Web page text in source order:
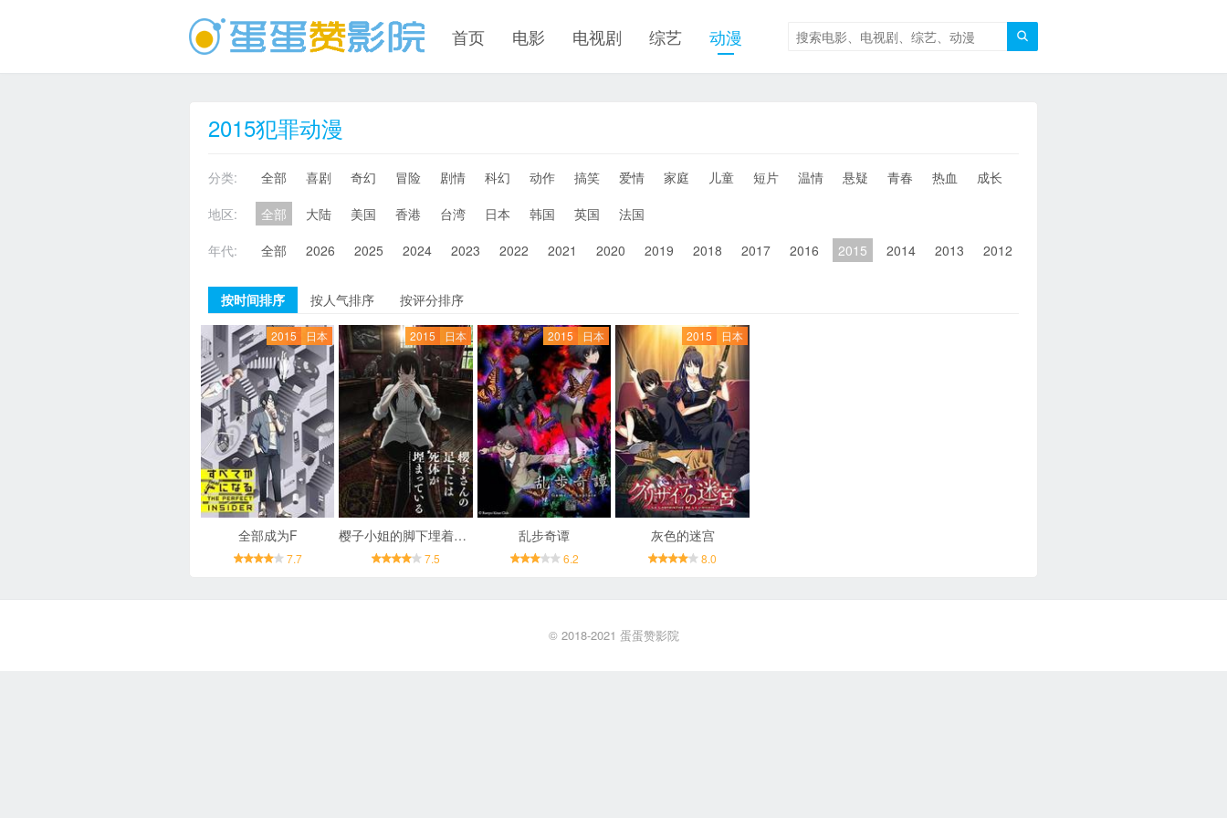

首页 电影 电视剧 综艺 动漫
2015犯罪动漫
分类: 全部 喜剧 奇幻 冒险 剧情 科幻 动作 搞笑 爱情 家庭 儿童 短片 温情 悬疑 青春 热血 成长
地区:
全部 大陆 美国 香港 台湾 日本 韩国 英国
法国
年代:
全部 2026 2025 2024 2023 2022 2021 2020 2019 2018 2017 2016 2015 2014 2013 2012
按时间排序 按人气排序 按评分排序
2015 日本
全部成为F
7.7
2015 日本
樱子小姐的脚下埋着尸体
7.5
2015 日本
乱步奇谭
6.2
2015 日本
灰色的迷宫
8.0
© 2018-2021 蛋蛋赞影院